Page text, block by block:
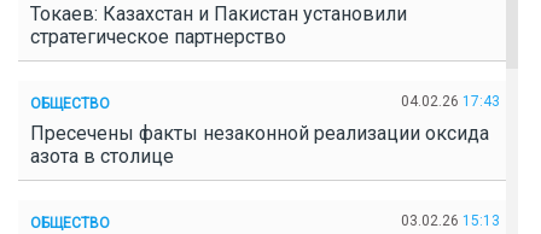
Токаев: Казахстан и Пакистан установили
стратегическое партнерство
ОБЩЕСТВО 04.02.26 17:43
Пресечены факты незаконной реализации оксида
азота в столице
ОБЩЕСТВО 03.02.26 15:13